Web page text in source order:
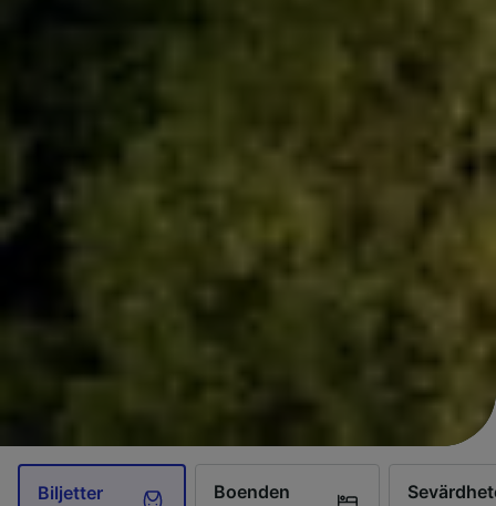
Biljetter Boenden